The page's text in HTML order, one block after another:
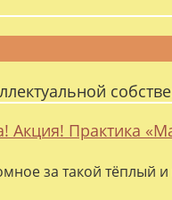
Акция! Практика
за такой тёплый